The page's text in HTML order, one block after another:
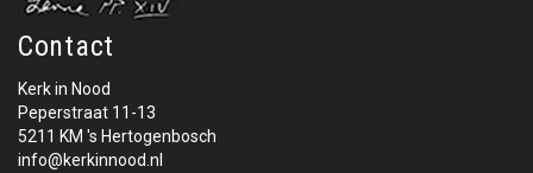
Contact
Kerk in Nood
Peperstraat 11-13
5211 KM 's Hertogenbosch
info@kerkinnood.nl